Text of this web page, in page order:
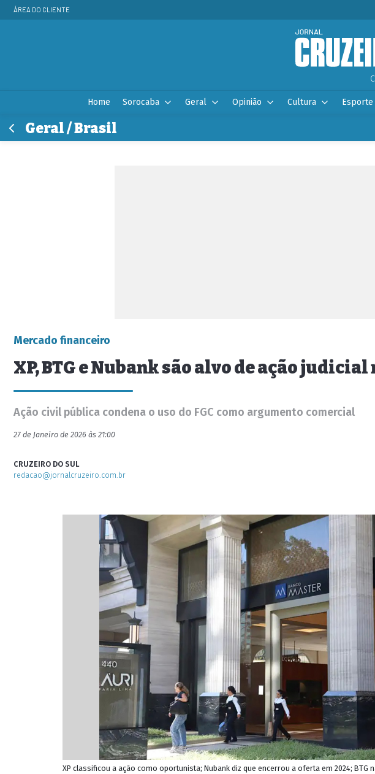
ÁREA DO CLIENTE
Home Sorocaba Geral Opinião Cultura Esporte
Geral / Brasil
Mercado financeiro
XP, BTG e Nubank são alvo de ação judicial
Ação civil pública condena o uso do FGC como argumento comercial
27 de Janeiro de 2026 às 21:00
CRUZEIRO DO SUL
redacao@jornalcruzeiro.com.br
XP classificou a ação como oportunista; Nubank diz que encerrou a oferta em 2024; BTG